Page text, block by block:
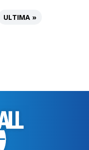
ULTIMA »